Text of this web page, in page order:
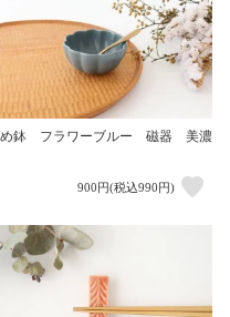
め鉢 フラワーブルー 磁器 美濃
900円(税込990円)